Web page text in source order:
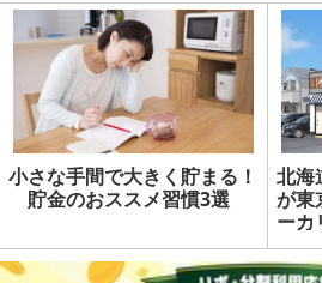
小さな手間で大きく貯まる！
貯金のおススメ習慣3選
北海
が東
ーカ
9/13
人